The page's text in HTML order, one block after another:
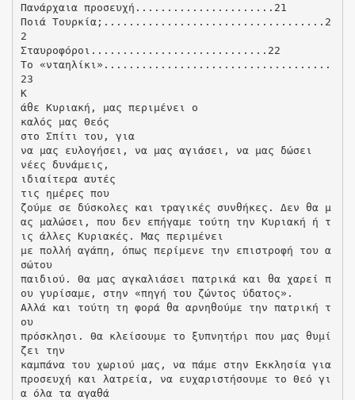
Πανάρχαια προσευχή......................21
Ποιά Τουρκία;...................................2
2
Σταυροφόροι............................22
Το «νταηλίκι»....................................
23
Κ
άθε Κυριακή, μας περιμένει ο
καλός μας Θεός
στο Σπίτι του, για
να μας ευλογήσει, να μας αγιάσει, να μας δώσει
νέες δυνάμεις,
ιδιαίτερα αυτές
τις ημέρες που
ζούμε σε δύσκολες και τραγικές συνθήκες. Δεν θα μ
ας μαλώσει, που δεν επήγαμε τούτη την Κυριακή ή τ
ις άλλες Κυριακές. Μας περιμένει
με πολλή αγάπη, όπως περίμενε την επιστροφή του α
σώτου
παιδιού. Θα μας αγκαλιάσει πατρικά και θα χαρεί π
ου γυρίσαμε, στην «πηγή του ζώντος ύδατος».
Αλλά και τούτη τη φορά θα αρνηθούμε την πατρική τ
ου
πρόσκλησι. Θα κλείσουμε το ξυπνητήρι που μας θυμί
ζει την
καμπάνα του χωριού μας, να πάμε στην Εκκλησία για
προσευχή και λατρεία, να ευχαριστήσουμε το Θεό γι
α όλα τα αγαθά